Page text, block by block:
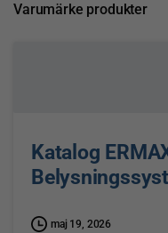
Varumärke produkter
Katalog
maj 19, 2026